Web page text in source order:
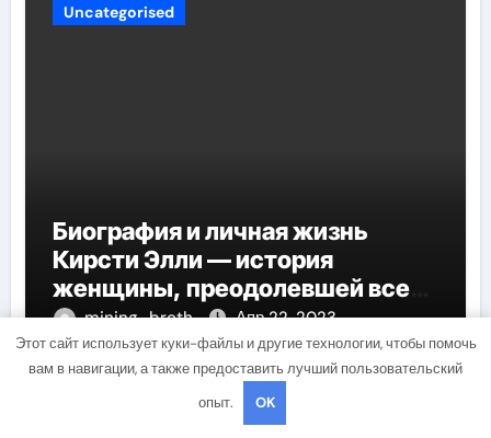
Uncategorised
Биография и личная жизнь
Кирсти Элли — история
женщины, преодолевшей все
трудности и стала
воплощением успеха
mining_broth Апр 22, 2023
Этот сайт использует куки-файлы и другие технологии, чтобы помочь
вам в навигации, а также предоставить лучший пользовательский
опыт.
OK